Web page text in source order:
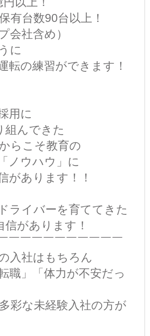
有台数90台以上！
会社含め）
に
転の練習ができます！
用に
組んできた
らこそ教育の
ノウハウ」に
があります！！
ライバーを育ててきた
信があります！
￣￣￣￣￣￣￣￣￣￣
入社はもちろん
職」「体力が不安だっ
彩な未経験入社の方が